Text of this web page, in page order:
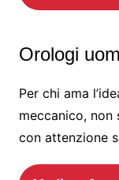
Orologi
Per chi ama
meccanico, non
con attenzione